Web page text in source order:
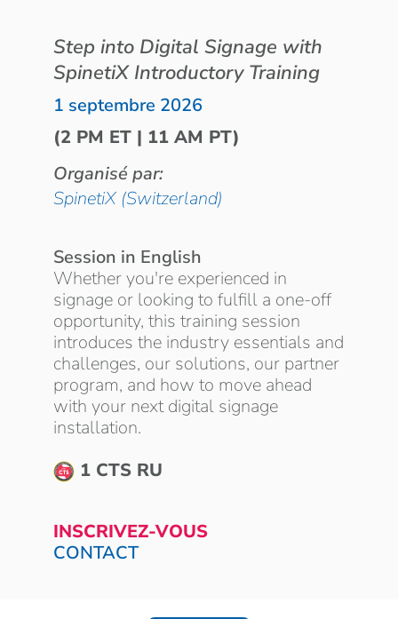
Step into Digital Signage with
SpinetiX Introductory Training
1 septembre 2026
(2 PM ET | 11 AM PT)
Organisé par:
SpinetiX (Switzerland)
Session in English
Whether you're experienced in
signage or looking to fulfill a one-off
opportunity, this training session
introduces the industry essentials and
challenges, our solutions, our partner
program, and how to move ahead
with your next digital signage
installation.
1 CTS RU
INSCRIVEZ-VOUS
CONTACT